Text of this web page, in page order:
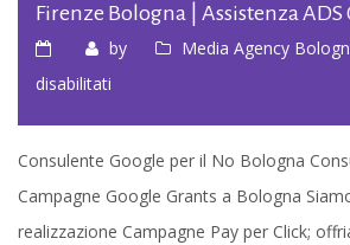
Firenze Bologna | Assistenza
by Media Agency
disabilitati
Campagne
ADS
Google
Consulente Google per il No Bologna
Campagne Google Grants a Bologna
realizzazione Campagne Pay per Click;